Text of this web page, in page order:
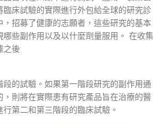
床試驗的實際進行外包給全球的研究診
招募了健康的志願者，這些研究的基本
些副作用以及以什麼劑量服用。 在收集
之後
的試驗。如果第一階段研究的副作用通
則將在實際患有研究產品旨在治療的醫
第二和第三階段的臨床試驗。